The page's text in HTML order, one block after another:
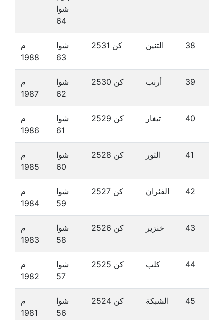
شوا
64
م
1988
شوا
63
كن 2531 التنين 38
م
1987
شوا
62
كن 2530 أرنب 39
م
1986
شوا
61
كن 2529 تيغار 40
م
1985
شوا
60
كن 2528 الثور 41
م
1984
شوا
59
كن 2527 الفئران 42
م
1983
شوا
58
كن 2526 خنزير 43
م
1982
شوا
57
كن 2525 كلب 44
م
1981
شوا
56
كن 2524 الشبكة 45